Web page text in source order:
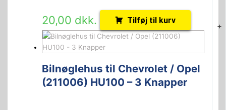
+
20,00 dkk. Tilføj til kurv
Bilnøglehus til Chevrolet / Opel
(211006) HU100 – 3 Knapper